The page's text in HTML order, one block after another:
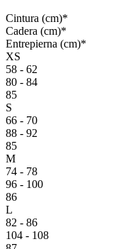
Cintura (cm)*
Cadera (cm)*
Entrepierna (cm)*
XS
58 - 62
80 - 84
85
S
66 - 70
88 - 92
85
M
74 - 78
96 - 100
86
L
82 - 86
104 - 108